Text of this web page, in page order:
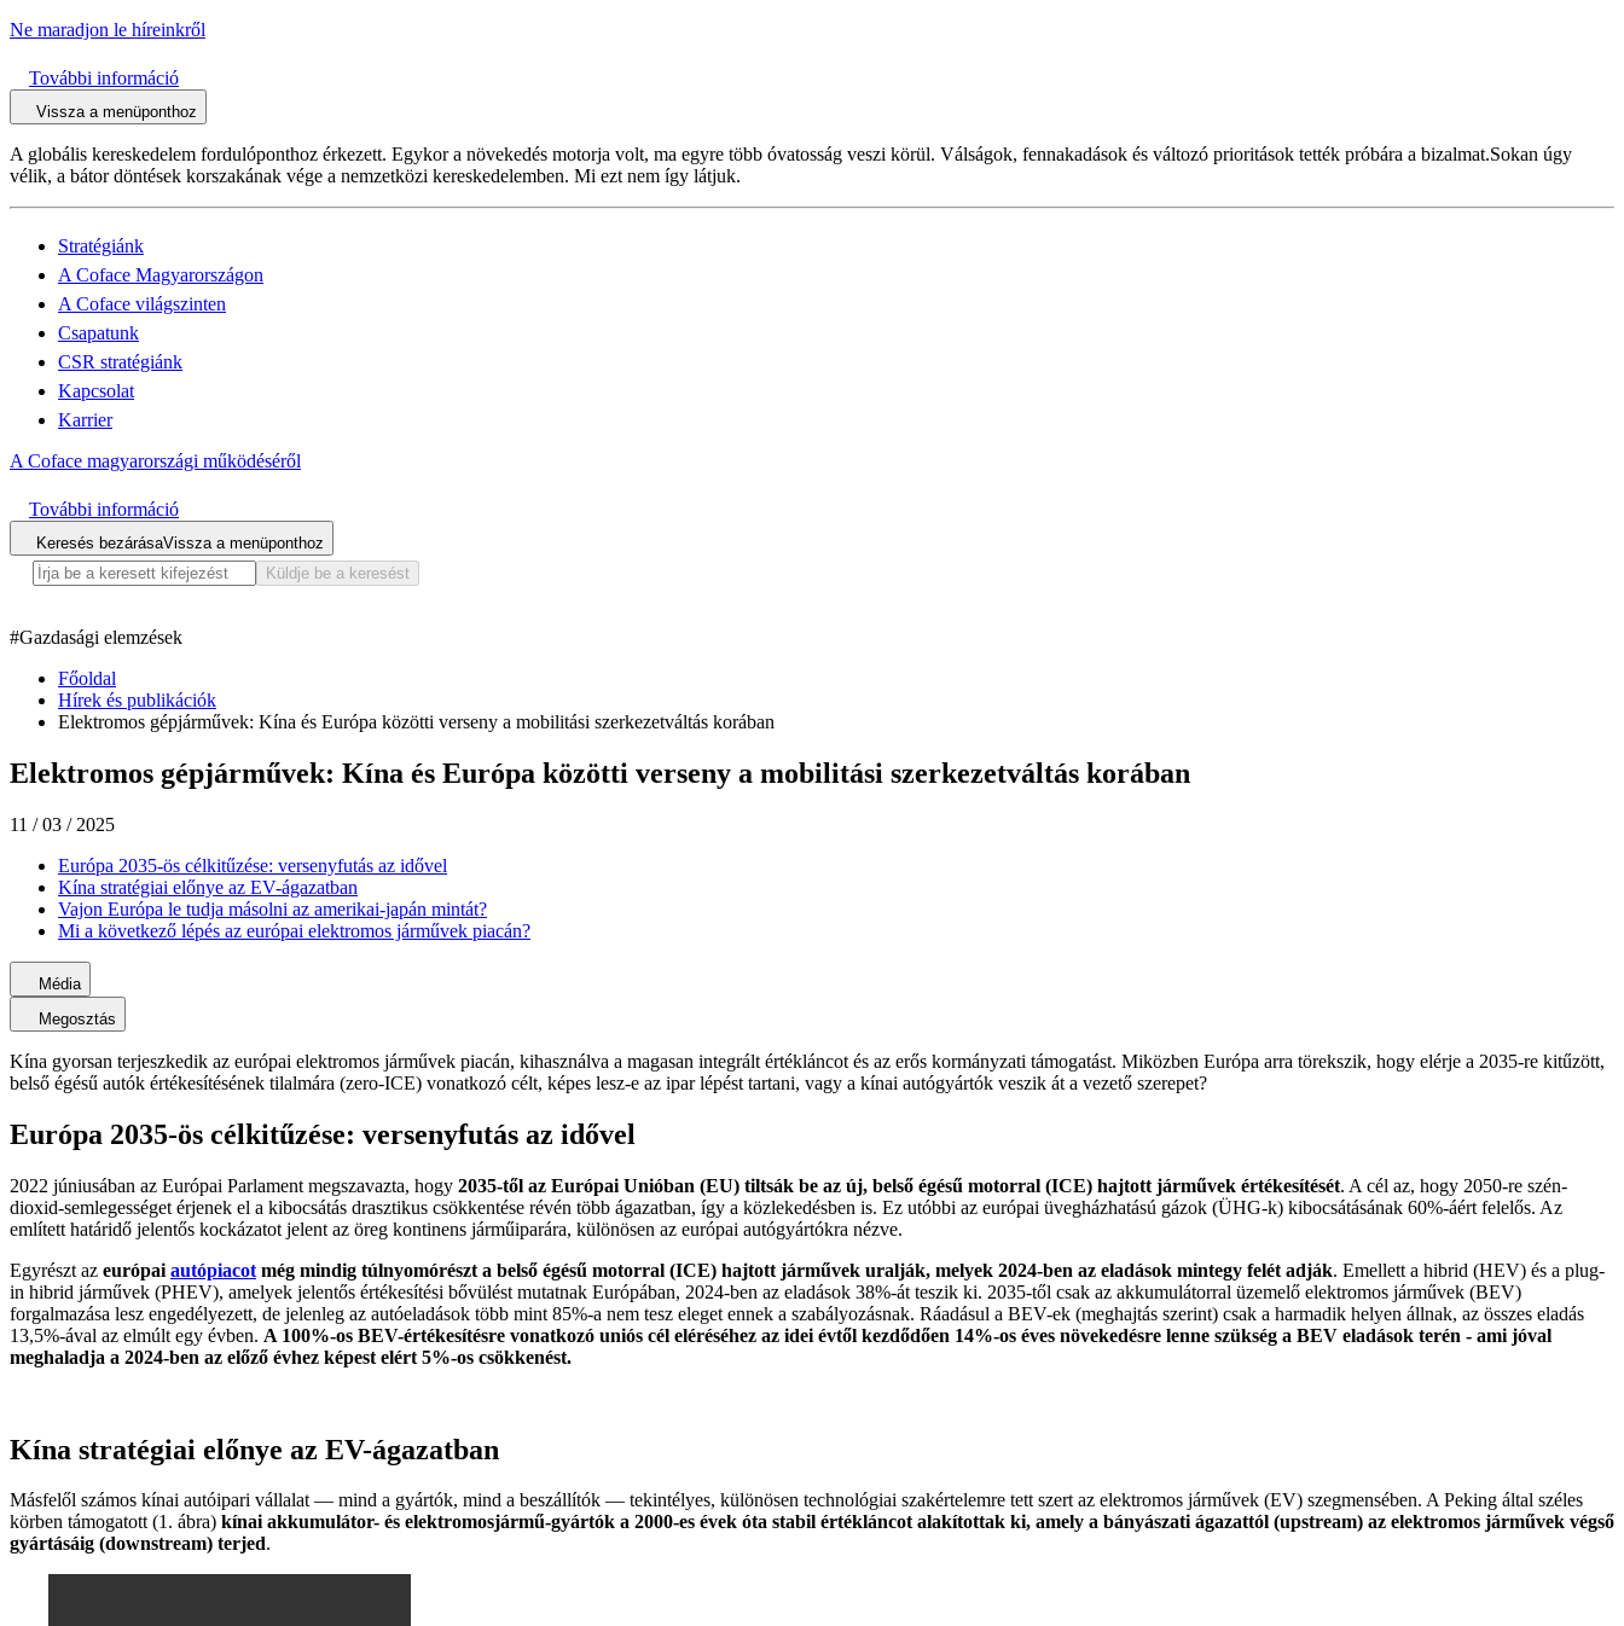
Ne maradjon le híreinkről
További információ
Vissza a menüponthoz
A globális kereskedelem fordulóponthoz érkezett. Egykor a növekedés motorja volt, ma egyre több óvatosság veszi körül. Válságok, fennakadások és változó prioritások tették próbára a bizalmat.Sokan úgy
vélik, a bátor döntések korszakának vége a nemzetközi kereskedelemben. Mi ezt nem így látjuk.
Stratégiánk
A Coface Magyarországon
A Coface világszinten
Csapatunk
CSR stratégiánk
Kapcsolat
Karrier
A Coface magyarországi működéséről
További információ
Keresés bezárásaVissza a menüponthoz
Küldje be a keresést
#Gazdasági elemzések
Főoldal
Hírek és publikációk
Elektromos gépjárművek: Kína és Európa közötti verseny a mobilitási szerkezetváltás korában
Elektromos gépjárművek: Kína és Európa közötti verseny a mobilitási szerkezetváltás korában
11 / 03 / 2025
Európa 2035-ös célkitűzése: versenyfutás az idővel
Kína stratégiai előnye az EV-ágazatban
Vajon Európa le tudja másolni az amerikai-japán mintát?
Mi a következő lépés az európai elektromos járművek piacán?
Média
Megosztás
Kína gyorsan terjeszkedik az európai elektromos járművek piacán, kihasználva a magasan integrált értékláncot és az erős kormányzati támogatást. Miközben Európa arra törekszik, hogy elérje a 2035-re kitűzött,
belső égésű autók értékesítésének tilalmára (zero-ICE) vonatkozó célt, képes lesz-e az ipar lépést tartani, vagy a kínai autógyártók veszik át a vezető szerepet?
Európa 2035-ös célkitűzése: versenyfutás az idővel
2022 júniusában az Európai Parlament megszavazta, hogy 2035-től az Európai Unióban (EU) tiltsák be az új, belső égésű motorral (ICE) hajtott járművek értékesítését. A cél az, hogy 2050-re szén-
dioxid-semlegességet érjenek el a kibocsátás drasztikus csökkentése révén több ágazatban, így a közlekedésben is. Ez utóbbi az európai üvegházhatású gázok (ÜHG-k) kibocsátásának 60%-áért felelős. Az
említett határidő jelentős kockázatot jelent az öreg kontinens járműiparára, különösen az európai autógyártókra nézve.
Egyrészt az európai autópiacot még mindig túlnyomórészt a belső égésű motorral (ICE) hajtott járművek uralják, melyek 2024-ben az eladások mintegy felét adják. Emellett a hibrid (HEV) és a plug-
in hibrid járművek (PHEV), amelyek jelentős értékesítési bővülést mutatnak Európában, 2024-ben az eladások 38%-át teszik ki. 2035-től csak az akkumulátorral üzemelő elektromos járművek (BEV)
forgalmazása lesz engedélyezett, de jelenleg az autóeladások több mint 85%-a nem tesz eleget ennek a szabályozásnak. Ráadásul a BEV-ek (meghajtás szerint) csak a harmadik helyen állnak, az összes eladás
13,5%-ával az elmúlt egy évben. A 100%-os BEV-értékesítésre vonatkozó uniós cél eléréséhez az idei évtől kezdődően 14%-os éves növekedésre lenne szükség a BEV eladások terén - ami jóval
meghaladja a 2024-ben az előző évhez képest elért 5%-os csökkenést.
Kína stratégiai előnye az EV-ágazatban
Másfelől számos kínai autóipari vállalat — mind a gyártók, mind a beszállítók — tekintélyes, különösen technológiai szakértelemre tett szert az elektromos járművek (EV) szegmensében. A Peking által széles
körben támogatott (1. ábra) kínai akkumulátor- és elektromosjármű-gyártók a 2000-es évek óta stabil értékláncot alakítottak ki, amely a bányászati ágazattól (upstream) az elektromos járművek végső
gyártásáig (downstream) terjed.